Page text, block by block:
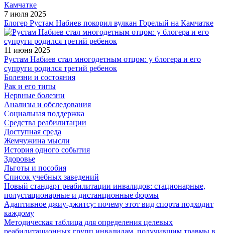
7 июля 2025
Блогер Рустам Набиев покорил вулкан Горелый на Камчатке
11 июня 2025
Рустам Набиев стал многодетным отцом: у блогера и его
супруги родился третий ребенок
Болезни и состояния
Рак и его типы
Нервные болезни
Анализы и обследования
Социальная поддержка
Средства реабилитации
Доступная среда
Жемчужина мысли
История одного события
Здоровье
Льготы и пособия
Список учебных заведений
Новый стандарт реабилитации инвалидов: стационарные,
полустационарные и дистанционные формы
Адаптивное джиу-джитсу: почему этот вид спорта подходит
каждому
Методическая таблица для определения целевых